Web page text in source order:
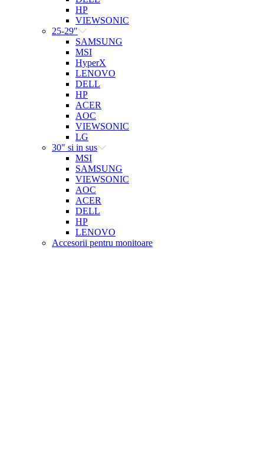
HP
VIEWSONIC
25-29"
SAMSUNG
MSI
HyperX
LENOVO
DELL
HP
ACER
AOC
VIEWSONIC
LG
30" si in sus
MSI
SAMSUNG
VIEWSONIC
AOC
ACER
DELL
HP
LENOVO
Accesorii pentru monitoare